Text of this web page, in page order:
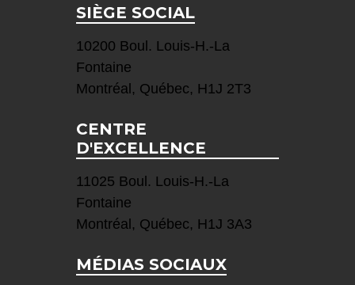
SIÈGE SOCIAL
10200 Boul. Louis-H.-La
Fontaine
Montréal, Québec, H1J 2T3
CENTRE
D'EXCELLENCE
11025 Boul. Louis-H.-La
Fontaine
Montréal, Québec, H1J 3A3
MÉDIAS SOCIAUX